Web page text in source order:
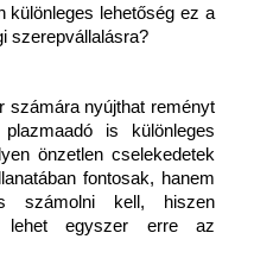
különleges lehetőség ez a
szerepvállalásra?
számára nyújthat reményt
is különleges
önzetlen cselekedetek
fontosak, hanem
számolni kell, hiszen
lehet egyszer erre az